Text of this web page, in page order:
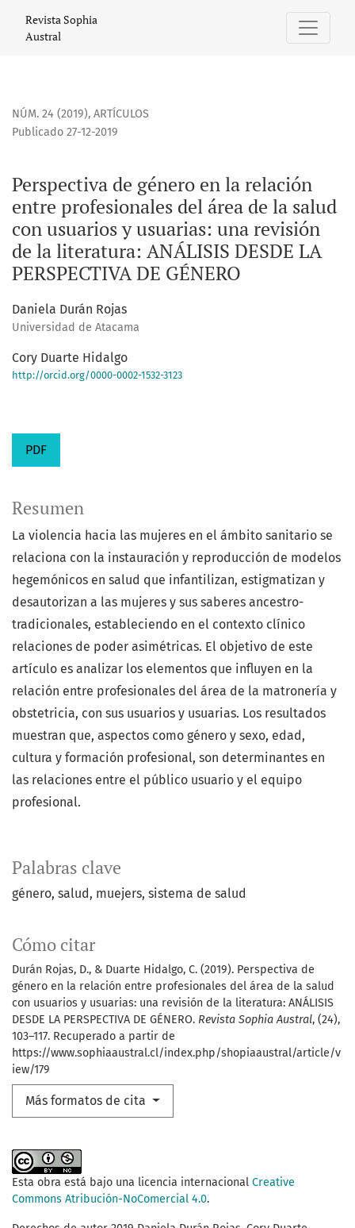
Perspectiva de género en la relación entre profesionales
Revista Sophia
Austral
NÚM. 24 (2019), ARTÍCULOS
Perspectiva de género en la relación
entre profesionales del área de la salud
con usuarios y usuarias: una revisión
de la literatura: ANÁLISIS DESDE LA
PERSPECTIVA DE GÉNERO
Publicado 27-12-2019
Daniela Durán Rojas
Universidad de Atacama
Cory Duarte Hidalgo
http://orcid.org/0000-0002-1532-3123
PDF
Palabras clave
género salud muejers sistema de salud
Cómo citar
Durán Rojas, D., & Duarte Hidalgo, C. (2019). Perspectiva de
género en la relación entre profesionales del área de la salud
con usuarios y usuarias: una revisión de la literatura: ANÁLISIS
DESDE LA PERSPECTIVA DE GÉNERO. Revista Sophia Austral, (24),
103–117. Recuperado a partir de
https://www.sophiaaustral.cl/index.php/shopiaaustral/article/v
iew/179
Más formatos de cita
Resumen
La violencia hacia las mujeres en el ámbito sanitario se
relaciona con la instauración y reproducción de modelos
hegemónicos en salud que infantilizan, estigmatizan y
desautorizan a las mujeres y sus saberes ancestro-
tradicionales, estableciendo en el contexto clínico
relaciones de poder asimétricas. El objetivo de este
artículo es analizar los elementos que influyen en la
relación entre profesionales del área de la matronería y
obstetricia, con sus usuarios y usuarias. Los resultados
muestran que, aspectos como género y sexo, edad,
cultura y formación profesional, son determinantes en
las relaciones entre el público usuario y el equipo
profesional.
Esta obra está bajo una licencia internacional Creative
Commons Atribución-NoComercial 4.0.